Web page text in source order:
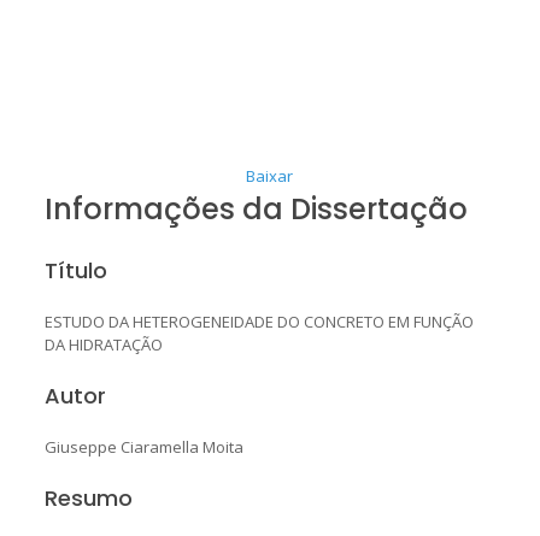
Baixar
Informações da Dissertação
Título
ESTUDO DA HETEROGENEIDADE DO CONCRETO EM FUNÇÃO
DA HIDRATAÇÃO
Autor
Giuseppe Ciaramella Moita
Resumo